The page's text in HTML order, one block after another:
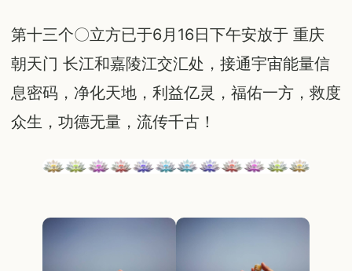
第十三个〇立方已于6月16日下午安放于 重庆
朝天门 长江和嘉陵江交汇处，接通宇宙能量信
息密码，净化天地，利益亿灵，福佑一方，救度
众生，功德无量，流传千古！